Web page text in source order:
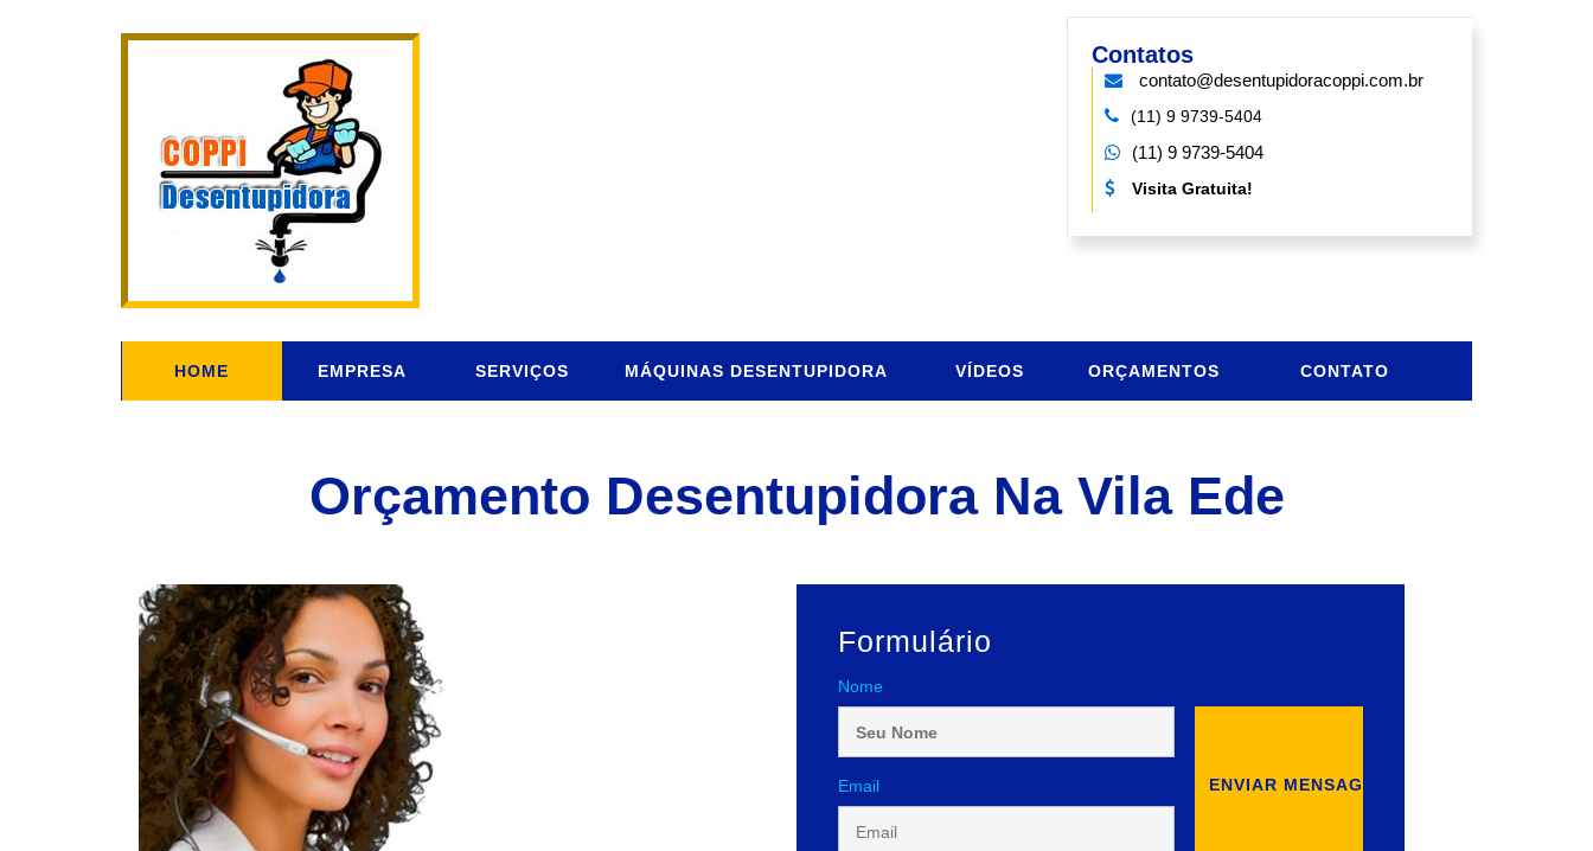
Contatos
contato@desentupidoracoppi.com.br
(11) 9 9739-5404
(11) 9 9739-5404
Visita Gratuita!
HOME EMPRESA SERVIÇOS MÁQUINAS DESENTUPIDORA VÍDEOS ORÇAMENTOS CONTATO
Orçamento Desentupidora Na Vila Ede
Formulário
Nome
Email